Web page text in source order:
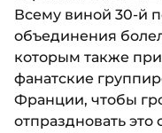
Всему виной 30-й
объединения
которым также
фанатские
Франции, чтобы
отпраздновать